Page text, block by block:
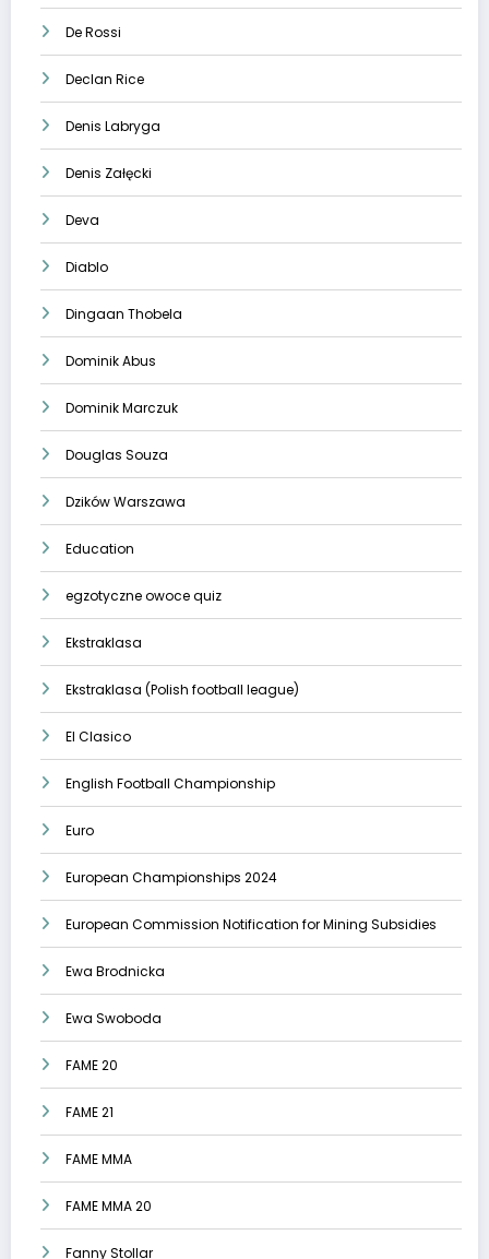
De Rossi
Declan Rice
Denis Labryga
Denis Załęcki
Deva
Diablo
Dingaan Thobela
Dominik Abus
Dominik Marczuk
Douglas Souza
Dzików Warszawa
Education
egzotyczne owoce quiz
Ekstraklasa
Ekstraklasa (Polish football league)
El Clasico
English Football Championship
Euro
European Championships 2024
European Commission Notification for Mining Subsidies
Ewa Brodnicka
Ewa Swoboda
FAME 20
FAME 21
FAME MMA
FAME MMA 20
Fanny Stollar